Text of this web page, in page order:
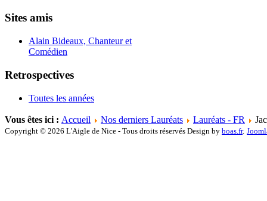
Sites amis
Alain Bideaux, Chanteur et
Comédien
Retrospectives
Toutes les années
Vous êtes ici : Accueil Nos derniers Lauréats Lauréats - FR
Copyright © 2026 L'Aigle de Nice - Tous droits réservés Design by boas.fr.